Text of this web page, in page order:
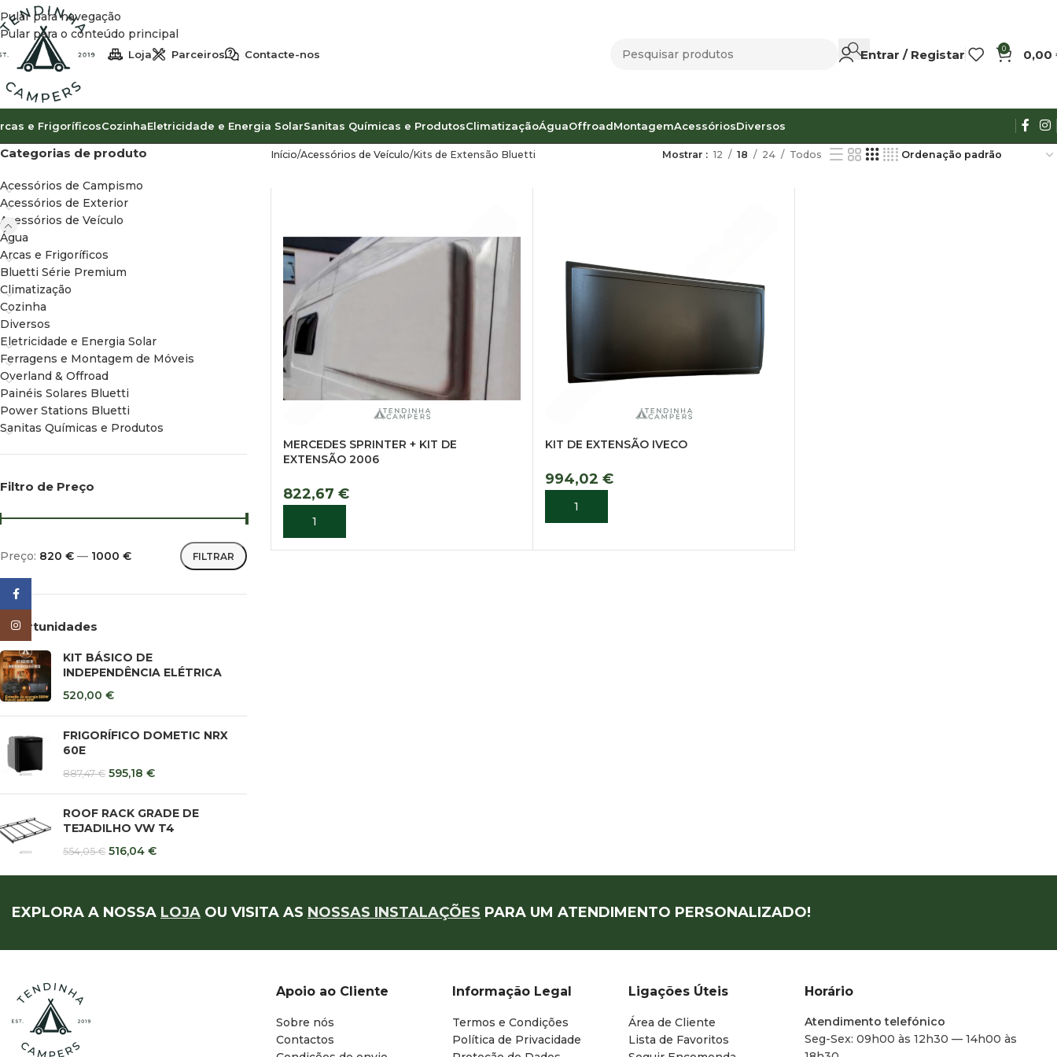
Pular para navegação
Pular para o conteúdo principal
Loja Parceiros Contacte-nos Entrar / Registar 0 0,00
e FrigoríficosCozinhaEletricidade e Energia SolarSanitas Químicas e ProdutosClimatizaçãoÁguaOffroadMontagemAcessóriosDiversos
Categorias de produto
Acessórios de Campismo
Acessórios de Exterior
Acessórios de Veículo
Água
Arcas e Frigoríficos
Bluetti Série Premium
Climatização
Cozinha
Diversos
Eletricidade e Energia Solar
Ferragens e Montagem de Móveis
Overland & Offroad
Painéis Solares Bluetti
Power Stations Bluetti
Sanitas Químicas e Produtos
Filtro de Preço
FILTRAR
Preço: 820 € — 1000 €
Oportunidades
KIT BÁSICO DE
INDEPENDÊNCIA ELÉTRICA
520,00 €
FRIGORÍFICO DOMETIC NRX
60E
887,47€ 595,18 €
ROOF RACK GRADE DE
TEJADILHO VW T4
554,05€ 516,04 €
Início Acessórios de Veículo Kits de Extensão Bluetti Mostrar 12 18 24 Todos
MERCEDES SPRINTER + KIT DE
EXTENSÃO 2006
822,67 €
ADICIONAR
KIT DE EXTENSÃO IVECO
994,02 €
ADICIONAR
EXPLORA A NOSSA LOJA OU VISITA AS NOSSAS INSTALAÇÕES PARA UM ATENDIMENTO PERSONALIZADO!
Apoio ao Cliente
Sobre nós
Contactos
Informação Legal
Termos e Condições
Política de Privacidade
Ligações Úteis
Área de Cliente
Lista de Favoritos
Horário
Atendimento telefónico
Seg-Sex: 09h00 às 12h30 — 14h00 às
Facebook
Instagram